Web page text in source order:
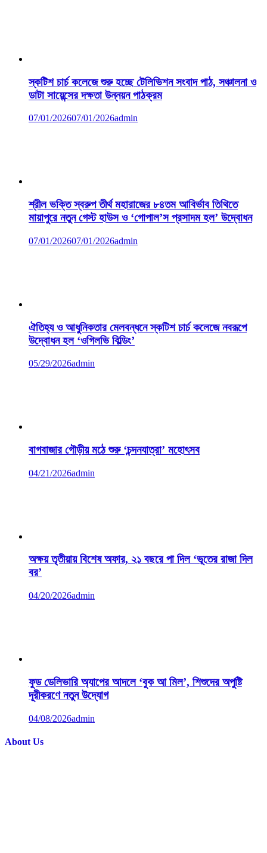
স্কটিশ চার্চ কলেজে শুরু হচ্ছে টেলিভিশন সংবাদ পাঠ, সঞ্চালনা ও
ডাটা সায়েন্সের দক্ষতা উন্নয়ন পাঠক্রম
07/01/202607/01/2026admin
শ্রীল ভক্তি স্বরুপ তীর্থ মহারাজের ৮৪তম আবির্ভাব তিথিতে
মায়াপুরে নতুন গেস্ট হাউস ও ‘গোপাল’স প্রসাদম হল’ উদ্বোধন
07/01/202607/01/2026admin
ঐতিহ্য ও আধুনিকতার মেলবন্ধনে স্কটিশ চার্চ কলেজে নবরূপে
উদ্বোধন হল ‘ওগিলভি বিল্ডিং’
05/29/2026admin
বাগবাজার গৌড়ীয় মঠে শুরু ‘চন্দনযাত্রা’ মহোৎসব
04/21/2026admin
অক্ষয় তৃতীয়ায় বিশেষ অফার, ২১ বছরে পা দিল ‘ভূতের রাজা দিল
বর’
04/20/2026admin
ফুড ডেলিভারি অ্যাপের আদলে ‘বুক আ মিল’, শিশুদের অপুষ্টি
দূরীকরণে নতুন উদ্যোগ
04/08/2026admin
About Us